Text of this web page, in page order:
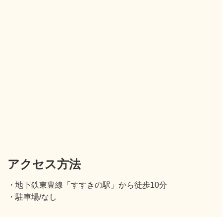
アクセス方法
・地下鉄東豊線「すすきの駅」から徒歩10分
・駐車場/なし